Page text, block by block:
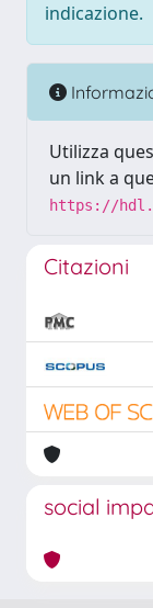
indicazione.
Utilizza
un link a
https://
Citazioni
social